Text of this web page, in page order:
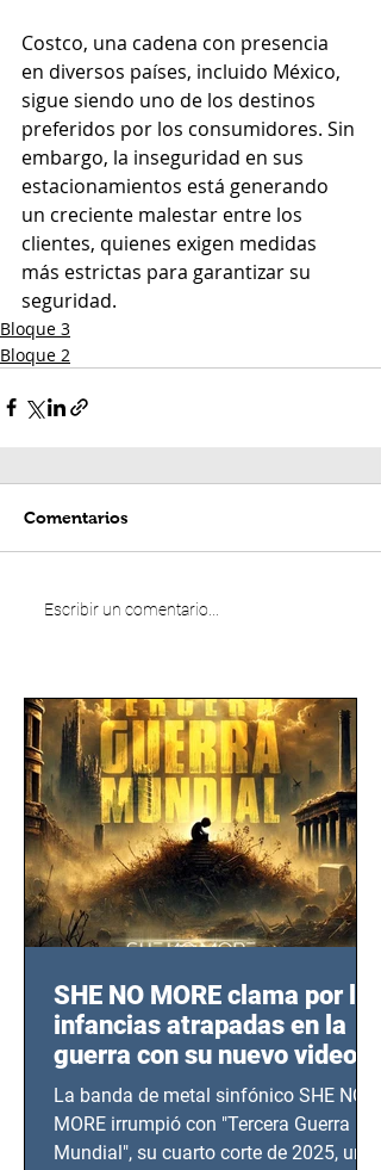
Costco, una cadena con presencia
en diversos países, incluido México,
sigue siendo uno de los destinos
preferidos por los consumidores. Sin
embargo, la inseguridad en sus
estacionamientos está generando
un creciente malestar entre los
clientes, quienes exigen medidas
más estrictas para garantizar su
seguridad.
Bloque 3
Bloque 2
Comentarios
Escribir un comentario...
SHE NO MORE clama por las
infancias atrapadas en la
guerra con su nuevo video
TERCERA GUERRA
MUNDIAL
La banda de metal sinfónico SHE NO
MORE irrumpió con "Tercera Guerra
Mundial", su cuarto corte de 2025, un